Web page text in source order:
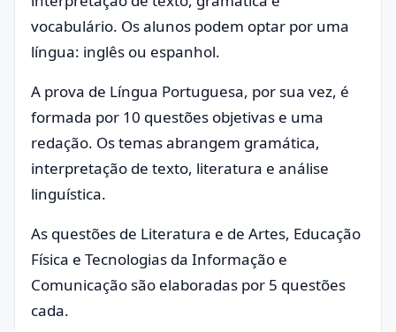
vocabulário. Os alunos podem optar por uma
língua: inglês ou espanhol.
A prova de Língua Portuguesa, por sua vez, é
formada por 10 questões objetivas e uma
redação. Os temas abrangem gramática,
interpretação de texto, literatura e análise
linguística.
As questões de Literatura e de Artes, Educação
Física e Tecnologias da Informação e
Comunicação são elaboradas por 5 questões
cada.